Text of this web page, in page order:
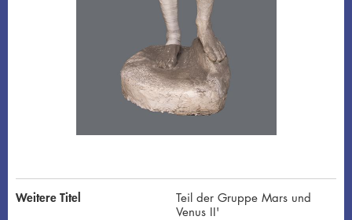
Weitere Titel
Teil der Gruppe Mars und
Venus II'